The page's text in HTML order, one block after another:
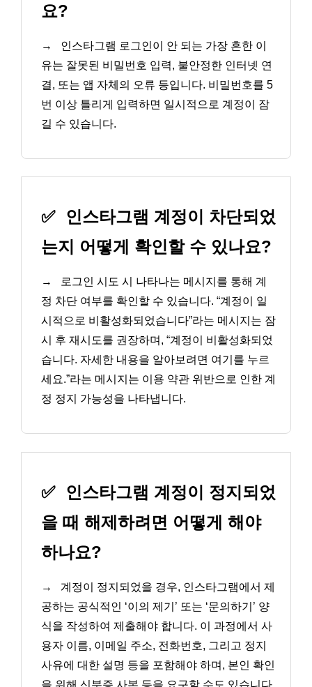
요?
→
인스타그램 로그인이 안 되는 가장 흔한 이
유는 잘못된 비밀번호 입력, 불안정한 인터넷 연
결, 또는 앱 자체의 오류 등입니다. 비밀번호를 5
번 이상 틀리게 입력하면 일시적으로 계정이 잠
길 수 있습니다.
✅
인스타그램 계정이 차단되었
는지 어떻게 확인할 수 있나요?
→
로그인 시도 시 나타나는 메시지를 통해 계
정 차단 여부를 확인할 수 있습니다. “계정이 일
시적으로 비활성화되었습니다”라는 메시지는 잠
시 후 재시도를 권장하며, “계정이 비활성화되었
습니다. 자세한 내용을 알아보려면 여기를 누르
세요.”라는 메시지는 이용 약관 위반으로 인한 계
정 정지 가능성을 나타냅니다.
✅
인스타그램 계정이 정지되었
을 때 해제하려면 어떻게 해야
하나요?
→
계정이 정지되었을 경우, 인스타그램에서 제
공하는 공식적인 ‘이의 제기’ 또는 ‘문의하기’ 양
식을 작성하여 제출해야 합니다. 이 과정에서 사
용자 이름, 이메일 주소, 전화번호, 그리고 정지
사유에 대한 설명 등을 포함해야 하며, 본인 확인
을 위해 신분증 사본 등을 요구할 수도 있습니다.